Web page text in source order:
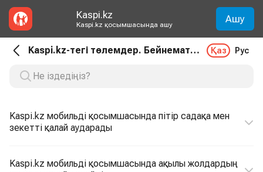
Kaspi.kz
Kaspi.kz қосымшасында ашу Ашу
Kaspi.kz-тегі төлемдер. Бейнематериал Қаз Рус
Kaspi.kz мобильді қосымшасында пітір садақа мен
зекетті қалай аударады
Kaspi.kz мобильді қосымшасында ақылы жолдардың